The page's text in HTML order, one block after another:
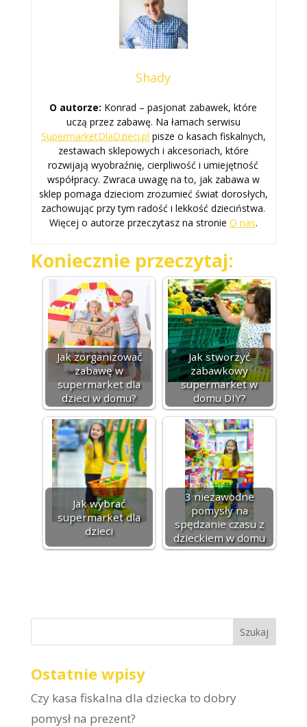
Shady
O autorze: Konrad – pasjonat zabawek, które
uczą przez zabawę. Na łamach serwisu
SupermarketDlaDzieci.pl pisze o kasach fiskalnych,
zestawach sklepowych i akcesoriach, które
rozwijają wyobraźnię, cierpliwość i umiejętność
współpracy. Zwraca uwagę na to, jak zabawa w
sklep pomaga dzieciom zrozumieć świat dorosłych,
zachowując przy tym radość i lekkość dzieciństwa.
Więcej o autorze przeczytasz na stronie O nas.
Koniecznie przeczytaj:
Jak zorganizować
zabawę w
supermarket dla
dzieci w domu?
Jak stworzyć
zabawkowy
supermarket w
domu DIY?
Jak wybrać
supermarket dla
dzieci
3 niezawodne
pomysły na
spędzanie czasu z
dzieckiem w domu
Ostatnie wpisy
Czy kasa fiskalna dla dziecka to dobry
pomysł na prezent?